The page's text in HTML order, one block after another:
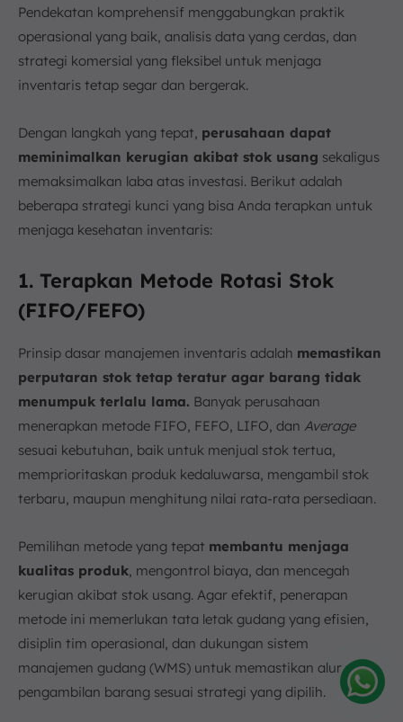
Pendekatan komprehensif menggabungkan praktik
operasional yang baik, analisis data yang cerdas, dan
strategi komersial yang fleksibel untuk menjaga
inventaris tetap segar dan bergerak.
Dengan langkah yang tepat, perusahaan dapat
meminimalkan kerugian akibat stok usang sekaligus
memaksimalkan laba atas investasi. Berikut adalah
beberapa strategi kunci yang bisa Anda terapkan untuk
menjaga kesehatan inventaris:
1. Terapkan Metode Rotasi Stok
(FIFO/FEFO)
Prinsip dasar manajemen inventaris adalah memastikan
perputaran stok tetap teratur agar barang tidak
menumpuk terlalu lama. Banyak perusahaan
menerapkan metode FIFO, FEFO, LIFO, dan Average
sesuai kebutuhan, baik untuk menjual stok tertua,
memprioritaskan produk kedaluwarsa, mengambil stok
terbaru, maupun menghitung nilai rata-rata persediaan.
Pemilihan metode yang tepat membantu menjaga
kualitas produk, mengontrol biaya, dan mencegah
kerugian akibat stok usang. Agar efektif, penerapan
metode ini memerlukan tata letak gudang yang efisien,
disiplin tim operasional, dan dukungan sistem
manajemen gudang (WMS) untuk memastikan alur
pengambilan barang sesuai strategi yang dipilih.